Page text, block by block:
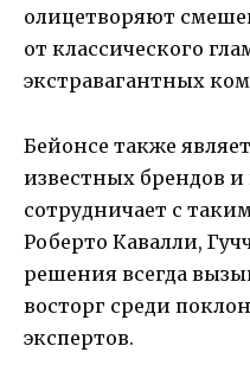
олицетворяют
от классического
экстравагантных
Бейонсе также
известных брендов
сотрудничает с
Роберто Кавалли,
решения всегда
восторг среди
экспертов.